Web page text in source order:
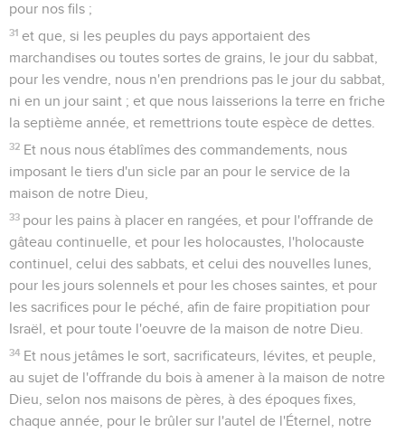
pour nos fils ;
31 et que, si les peuples du pays apportaient des
marchandises ou toutes sortes de grains, le jour du sabbat,
pour les vendre, nous n'en prendrions pas le jour du sabbat,
ni en un jour saint ; et que nous laisserions la terre en friche
la septième année, et remettrions toute espèce de dettes.
32 Et nous nous établîmes des commandements, nous
imposant le tiers d'un sicle par an pour le service de la
maison de notre Dieu,
33 pour les pains à placer en rangées, et pour l'offrande de
gâteau continuelle, et pour les holocaustes, l'holocauste
continuel, celui des sabbats, et celui des nouvelles lunes,
pour les jours solennels et pour les choses saintes, et pour
les sacrifices pour le péché, afin de faire propitiation pour
Israël, et pour toute l'oeuvre de la maison de notre Dieu.
34 Et nous jetâmes le sort, sacrificateurs, lévites, et peuple,
au sujet de l'offrande du bois à amener à la maison de notre
Dieu, selon nos maisons de pères, à des époques fixes,
chaque année, pour le brûler sur l'autel de l'Éternel, notre